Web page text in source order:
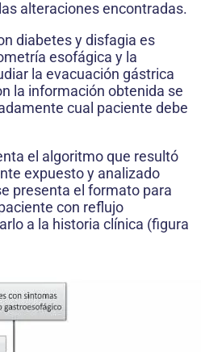
alteraciones encontradas.
diabetes y disfagia es
esofágica y la
la evacuación gástrica
la información obtenida se
cual paciente debe
el algoritmo que resultó
expuesto y analizado
presenta el formato para
con reflujo
a la historia clínica (figura